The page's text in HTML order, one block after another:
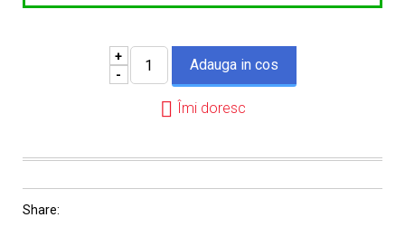
+
-
Îmi doresc
Share: